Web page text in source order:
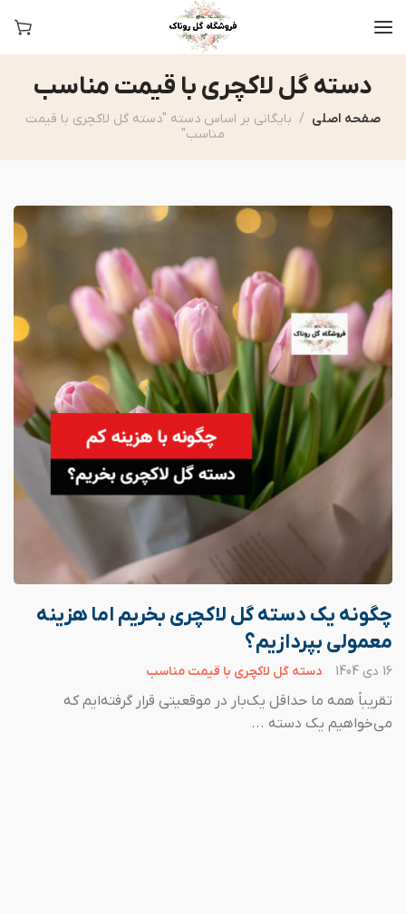
دسته گل لاکچری با قیمت مناسب
صفحه اصلی
بایگانی بر اساس دسته "دسته گل لاکچری با قیمت
مناسب"
چگونه یک دسته گل لاکچری بخریم اما هزینه
معمولی بپردازیم؟
16 دی 1404 دسته گل لاکچری با قیمت مناسب
تقریباً همه ما حداقل یک‌بار در موقعیتی قرار گرفته‌ایم که
می‌خواهیم یک دسته ...